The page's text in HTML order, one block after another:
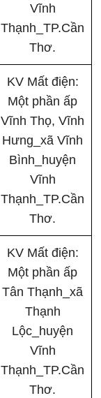
Vĩnh
Thạnh_TP.Cần
Thơ.
KV Mất điện:
Một phần ấp
Vĩnh Thọ, Vĩnh
Hưng_xã Vĩnh
Bình_huyện
Vĩnh
Thạnh_TP.Cần
Thơ.
KV Mất điện:
Một phần ấp
Tân Thạnh_xã
Thạnh
Lộc_huyện
Vĩnh
Thạnh_TP.Cần
Thơ.